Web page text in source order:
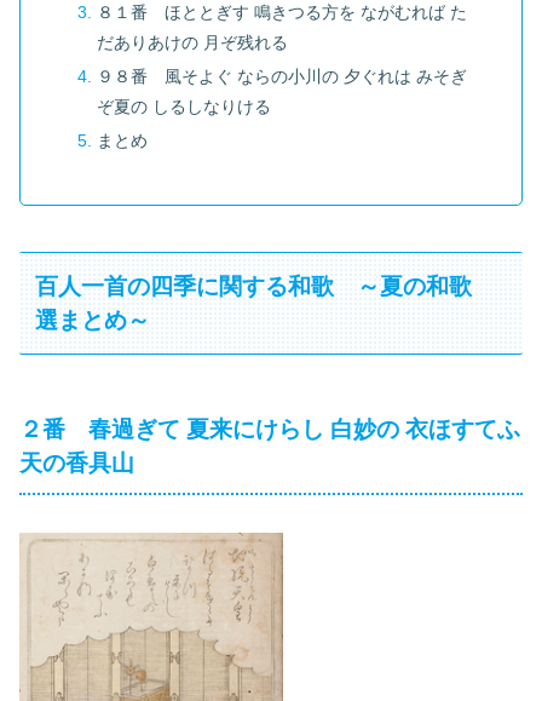
８１番 ほととぎす 鳴きつる方を ながむれば た
だありあけの 月ぞ残れる
９８番 風そよぐ ならの小川の 夕ぐれは みそぎ
ぞ夏の しるしなりける
まとめ
百人一首の四季に関する和歌 ～夏の和歌
選まとめ～
２番 春過ぎて 夏来にけらし 白妙の 衣ほすてふ
天の香具山